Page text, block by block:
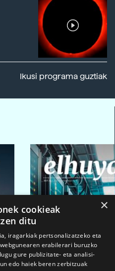
Ikusi programa guztiak
×
cookieak
ditu
iragarkiak pertsonalizatzeko eta
erabilerari buruzko
gure publizitate- eta analisi-
edo haiek beren zerbitzuak